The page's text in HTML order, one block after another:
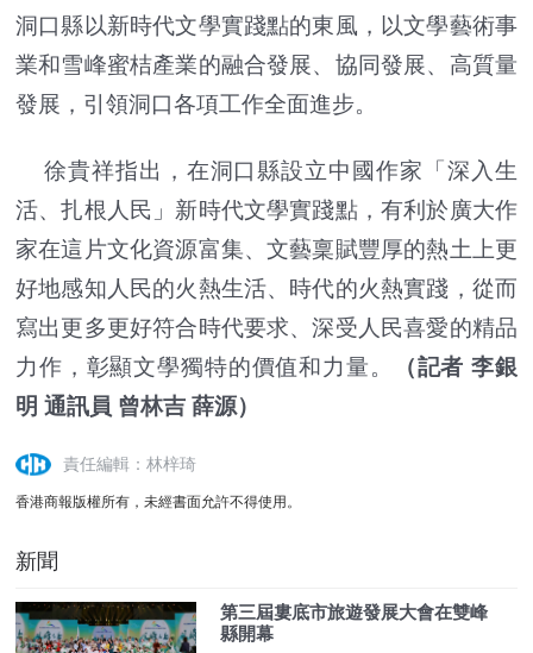
洞口縣以新時代文學實踐點的東風，以文學藝術事
業和雪峰蜜桔產業的融合發展、協同發展、高質量
發展，引領洞口各項工作全面進步。
徐貴祥指出，在洞口縣設立中國作家「深入生
活、扎根人民」新時代文學實踐點，有利於廣大作
家在這片文化資源富集、文藝稟賦豐厚的熱土上更
好地感知人民的火熱生活、時代的火熱實踐，從而
寫出更多更好符合時代要求、深受人民喜愛的精品
力作，彰顯文學獨特的價值和力量。
（記者 李銀
明 通訊員 曾林吉 薛源）
責任編輯：林梓琦
香港商報版權所有，未經書面允許不得使用。
新聞
第三屆婁底市旅遊發展大會在雙峰
縣開幕